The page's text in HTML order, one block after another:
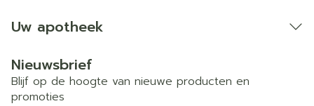
Uw apotheek
Nieuwsbrief
Blijf op de hoogte van nieuwe producten en
promoties